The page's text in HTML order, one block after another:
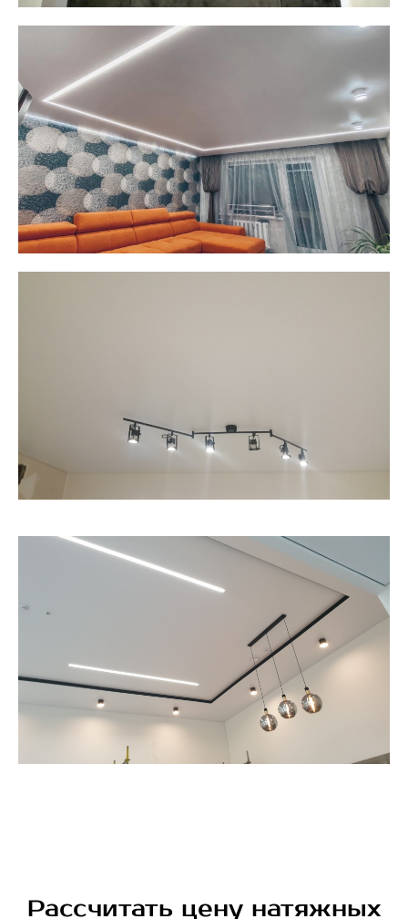
Рассчитать цену натяжных